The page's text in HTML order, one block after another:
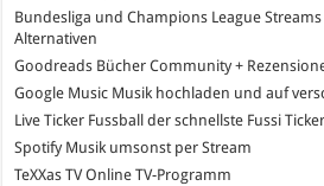
Bundesliga und Champions League Streams
Alternativen
Goodreads Bücher Community +
Google Music Musik hochladen und auf
Live Ticker Fussball
der schnellste Fussi
SpotifyMusik umsonst per Stream
TeXXas TVOnline TV-Programm